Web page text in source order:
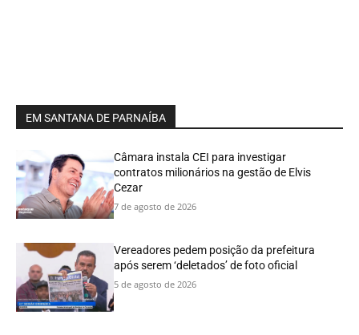
EM SANTANA DE PARNAÍBA
Câmara instala CEI para investigar
contratos milionários na gestão de Elvis
Cezar
7 de agosto de 2026
Vereadores pedem posição da prefeitura
após serem ‘deletados’ de foto oficial
5 de agosto de 2026